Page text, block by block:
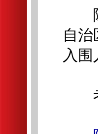
除
自
入
考